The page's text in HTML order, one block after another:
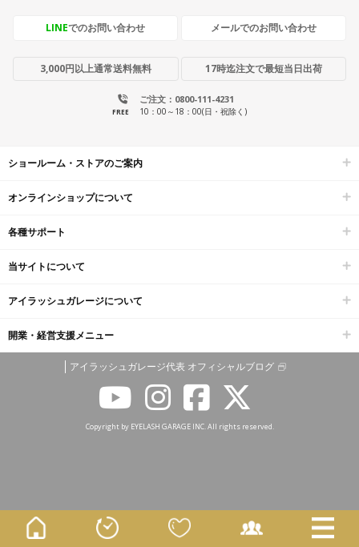
LINEでのお問い合わせ メールでのお問い合わせ
3,000円以上通常送料無料 17時迄注文で最短当日出荷
ご注文：0800-111-4231
FREE 10：00～18：00(日・祝除く)
ショールーム・ストアのご案内
オンラインショップについて
各種サポート
当サイトについて
アイラッシュガレージについて
開業・経営支援メニュー
アイラッシュガレージ代表 オフィシャルブログ
Copyright by EYELASH GARAGE INC. All rights reserved.